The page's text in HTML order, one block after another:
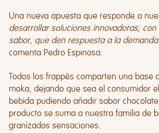
Una nueva apuesta que responde a
desarrollar soluciones innovadoras,
sabor, que den respuesta a la
comenta Pedro Espinosa.
Todos los frappés comparten una base
moka, dejando que sea el consumidor
bebida pudiendo añadir sabor
producto se suma a nuestra familia de
granizados sensaciones.